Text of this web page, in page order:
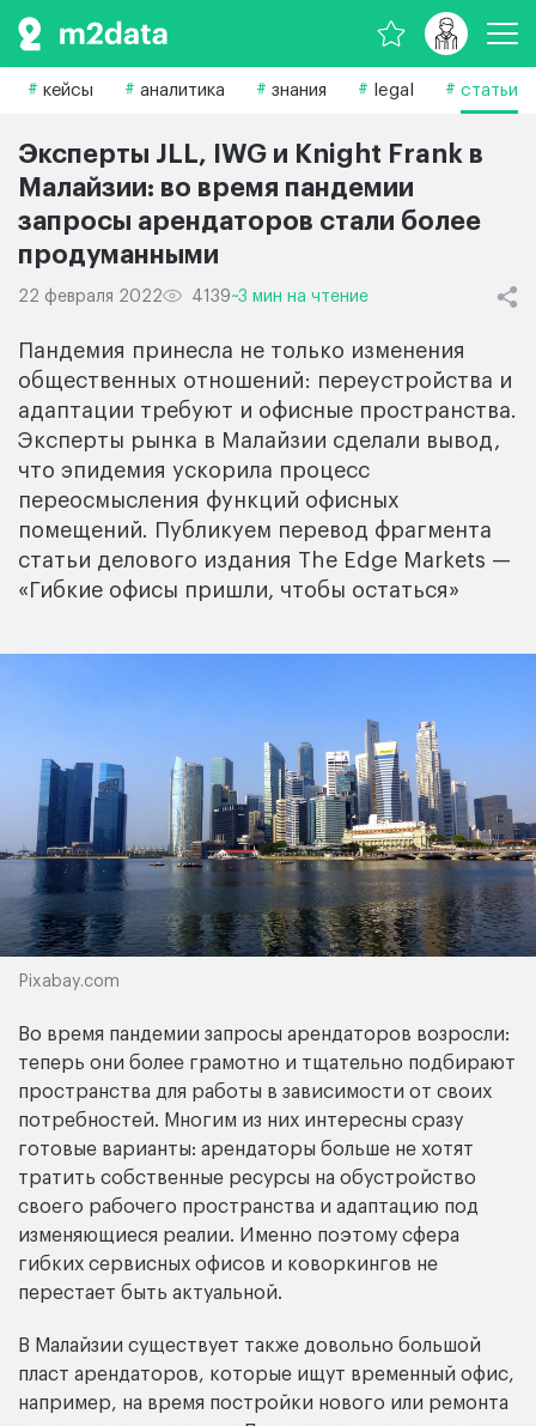
кейсы аналитика знания legal статьи
Эксперты JLL, IWG и Knight Frank в
Малайзии: во время пандемии
запросы арендаторов стали более
продуманными
22 февраля 2022 4139~3 мин на чтение
Пандемия принесла не только изменения
общественных отношений: переустройства и
адаптации требуют и офисные пространства.
Эксперты рынка в Малайзии сделали вывод,
что эпидемия ускорила процесс
переосмысления функций офисных
помещений. Публикуем перевод фрагмента
статьи делового издания The Edge Markets —
«Гибкие офисы пришли, чтобы остаться»
Pixabay.com
Во время пандемии запросы арендаторов возросли:
теперь они более грамотно и тщательно подбирают
пространства для работы в зависимости от своих
потребностей. Многим из них интересны сразу
готовые варианты: арендаторы больше не хотят
тратить собственные ресурсы на обустройство
своего рабочего пространства и адаптацию под
изменяющиеся реалии. Именно поэтому сфера
гибких сервисных офисов и коворкингов не
перестает быть актуальной.
В Малайзии существует также довольно большой
пласт арендаторов, которые ищут временный офис,
например, на время постройки нового или ремонта